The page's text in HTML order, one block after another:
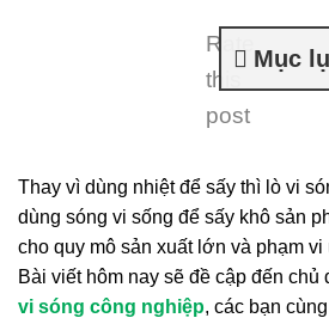
Mục
Rate
this
post
Thay vì dùng nhiệt để sấy thì lò vi
dùng sóng vi sống để sấy khô sản
cho quy mô sản xuất lớn và phạm
Bài viết hôm nay sẽ đề cập đến chủ
vi sóng công nghiệp, các bạn